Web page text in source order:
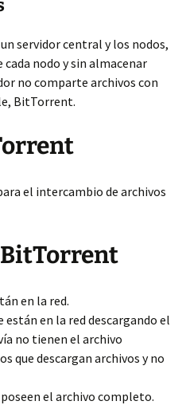
servidor central y los nodos,
nodo y sin almacenar
no comparte archivos con
BitTorrent.
el intercambio de archivos
BitTorrent
en la red.
están en la red descargando el
no tienen el archivo
que descargan archivos y no
poseen el archivo completo.